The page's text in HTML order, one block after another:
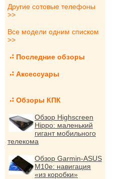
Другие сотовые телефоны
>>
Все модели одним списком
>>
Последние обзоры
Аксессуары
Обзоры КПК
Обзор Highscreen
Hippo: маленький
гигант мобильного
телекома
Обзор Garmin-ASUS
M10e: навигация
«из коробки»